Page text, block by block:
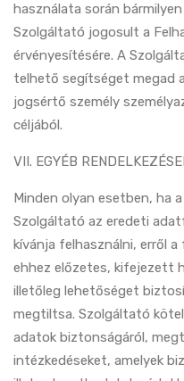
használata során
Szolgáltató jogosult a
érvényesítésére. A
telhető segítséget megad
jogsértő személy
céljából.
VII. EGYÉB
Minden olyan esetben, ha
Szolgáltató az eredeti
kívánja felhasználni, erről
ehhez előzetes, kifejezett
illetőleg lehetőséget
megtiltsa. Szolgáltató
adatok biztonságáról,
intézkedéseket, amelyek